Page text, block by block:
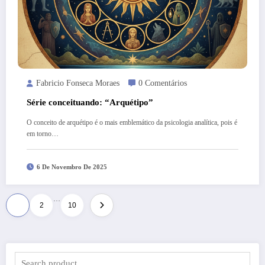
Fabricio Fonseca Moraes 0 Comentários
Série conceituando: “Arquétipo”
O conceito de arquétipo é o mais emblemático da psicologia analítica, pois é
em torno…
6 De Novembro De 2025
Paginação
de
posts
2
…
10